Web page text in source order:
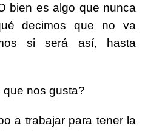
bien es algo que nunca
decimos que no va
si será así, hasta
nos gusta?
a trabajar para tener la